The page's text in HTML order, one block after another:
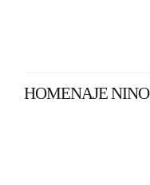
HOMENAJE NINO